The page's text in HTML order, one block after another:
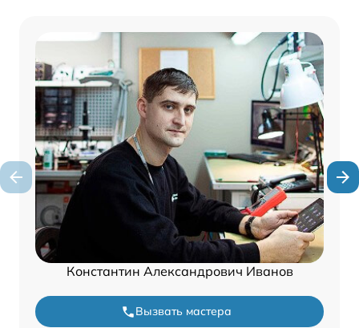
Константин Александрович Иванов
Вызвать мастера